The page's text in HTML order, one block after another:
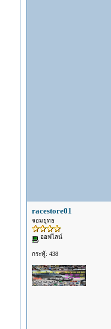
racestore01
จอมยุทธ
ออฟไลน์
กระทู้: 438